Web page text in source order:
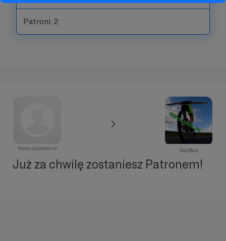
Patroni: 2
Nowy użytkownik SzajBajk
Już za chwilę zostaniesz Patronem!